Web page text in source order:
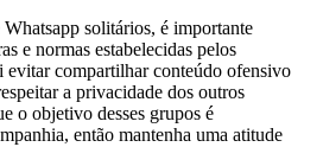
solitários, é importante
e normas estabelecidas pelos
evitar compartilhar conteúdo ofensivo
a privacidade dos outros
o objetivo desses grupos é
então mantenha uma atitude